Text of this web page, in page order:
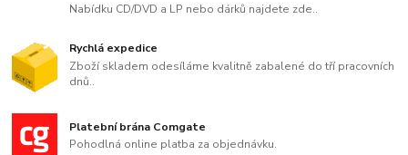
Nabídku CD/DVD a LP nebo dárků najdete zde..
Rychlá expedice
Zboží skladem odesíláme kvalitně zabalené do tří pracovních
dnů..
Platební brána Comgate
Pohodlná online platba za objednávku.